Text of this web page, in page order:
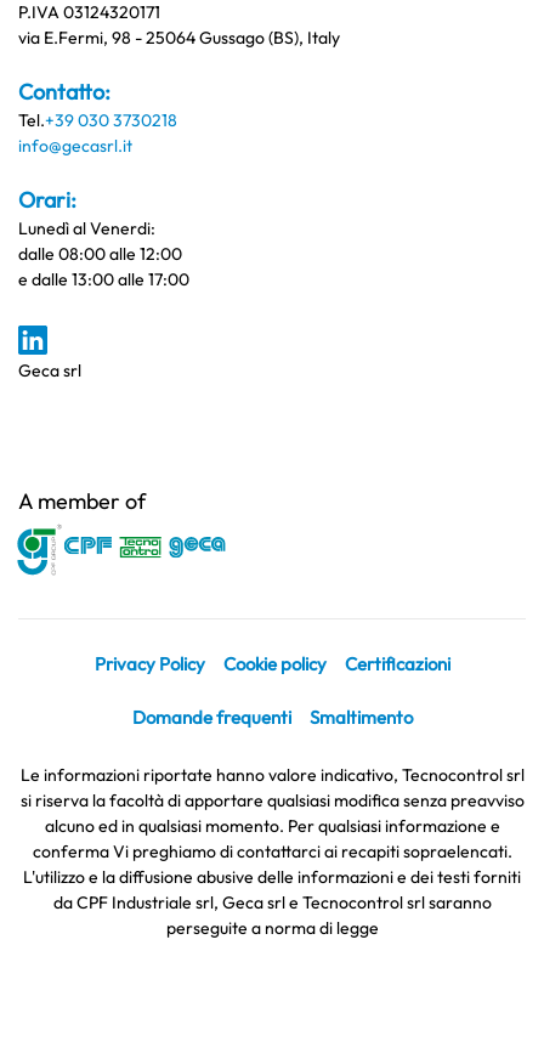
P.IVA 03124320171
via E.Fermi, 98 - 25064 Gussago (BS), Italy
Contatto:
Tel.+39 030 3730218
info@gecasrl.it
Orari:
Lunedì al Venerdi:
dalle 08:00 alle 12:00
e dalle 13:00 alle 17:00
Geca srl
A member of
Privacy Policy Cookie policy Certificazioni
Domande frequenti Smaltimento
Le informazioni riportate hanno valore indicativo, Tecnocontrol srl
si riserva la facoltà di apportare qualsiasi modifica senza preavviso
alcuno ed in qualsiasi momento. Per qualsiasi informazione e
conferma Vi preghiamo di contattarci ai recapiti sopraelencati.
L'utilizzo e la diffusione abusive delle informazioni e dei testi forniti
da CPF Industriale srl, Geca srl e Tecnocontrol srl saranno
perseguite a norma di legge